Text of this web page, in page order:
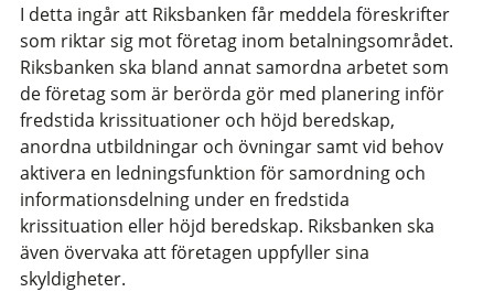
I detta ingår att Riksbanken får meddela föreskrifter
som riktar sig mot företag inom betalningsområdet.
Riksbanken ska bland annat samordna arbetet som
de företag som är berörda gör med planering inför
fredstida krissituationer och höjd beredskap,
anordna utbildningar och övningar samt vid behov
aktivera en ledningsfunktion för samordning och
informationsdelning under en fredstida
krissituation eller höjd beredskap. Riksbanken ska
även övervaka att företagen uppfyller sina
skyldigheter.